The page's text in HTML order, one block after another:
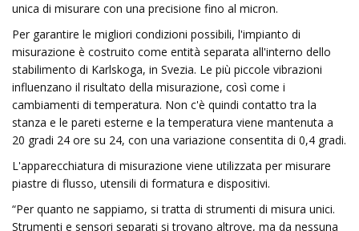
unica di misurare con una precisione fino al micron.
Per garantire le migliori condizioni possibili, l'impianto di
misurazione è costruito come entità separata all'interno dello
stabilimento di Karlskoga, in Svezia. Le più piccole vibrazioni
influenzano il risultato della misurazione, così come i
cambiamenti di temperatura. Non c'è quindi contatto tra la
stanza e le pareti esterne e la temperatura viene mantenuta a
20 gradi 24 ore su 24, con una variazione consentita di 0,4 gradi.
L'apparecchiatura di misurazione viene utilizzata per misurare
piastre di flusso, utensili di formatura e dispositivi.
“Per quanto ne sappiamo, si tratta di strumenti di misura unici.
Strumenti e sensori separati si trovano altrove, ma da nessuna